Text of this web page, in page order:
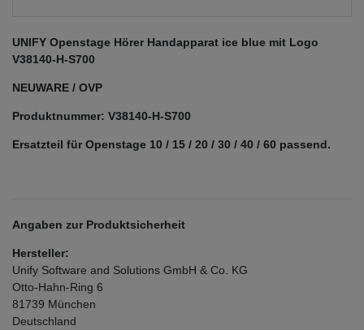
UNIFY Openstage Hörer Handapparat ice blue mit Logo
V38140-H-S700
NEUWARE / OVP
Produktnummer: V38140-H-S700
Ersatzteil für Openstage 10 / 15 / 20 / 30 / 40 / 60 passend.
Angaben zur Produktsicherheit
Hersteller:
Unify Software and Solutions GmbH & Co. KG
Otto-Hahn-Ring 6
81739 München
Deutschland